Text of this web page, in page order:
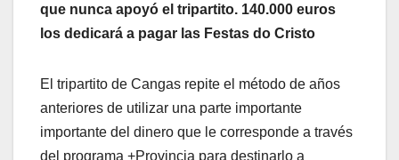
que nunca apoyó el tripartito. 140.000 euros
los dedicará a pagar las Festas do Cristo
El tripartito de Cangas repite el método de años
anteriores de utilizar una parte importante
importante del dinero que le corresponde a través
del programa +Provincia para destinarlo a